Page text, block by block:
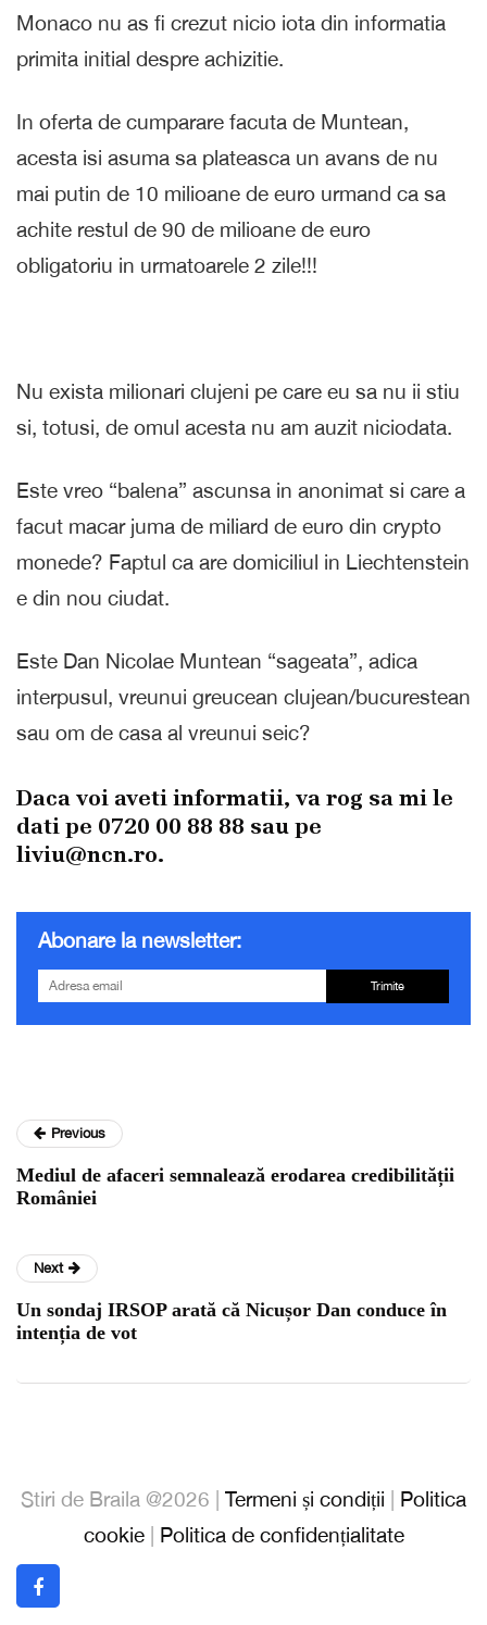
Monaco nu as fi crezut nicio iota din informatia
primita initial despre achizitie.
In oferta de cumparare facuta de Muntean,
acesta isi asuma sa plateasca un avans de nu
mai putin de 10 milioane de euro urmand ca sa
achite restul de 90 de milioane de euro
obligatoriu in urmatoarele 2 zile!!!
Nu exista milionari clujeni pe care eu sa nu ii stiu
si, totusi, de omul acesta nu am auzit niciodata.
Este vreo “balena” ascunsa in anonimat si care a
facut macar juma de miliard de euro din crypto
monede? Faptul ca are domiciliul in Liechtenstein
e din nou ciudat.
Este Dan Nicolae Muntean “sageata”, adica
interpusul, vreunui greucean clujean/bucurestean
sau om de casa al vreunui seic?
Daca voi aveti informatii, va rog sa mi le
dati pe 0720 00 88 88 sau pe
liviu@ncn.ro.
Abonare la newsletter:
Trimite
Previous
Mediul de afaceri semnalează erodarea credibilității
României
Next
Un sondaj IRSOP arată că Nicușor Dan conduce în
intenția de vot
Stiri de Braila @2026 | Termeni și condiții | Politica
cookie| Politica de confidențialitate